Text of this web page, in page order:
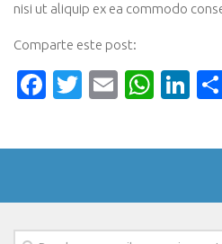
nisi ut aliquip ex ea commodo
Comparte este post:
Facebook
Twitter
Email